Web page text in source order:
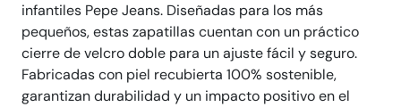
infantiles Pepe Jeans. Diseñadas para los más
pequeños, estas zapatillas cuentan con un práctico
cierre de velcro doble para un ajuste fácil y seguro.
Fabricadas con piel recubierta 100% sostenible,
garantizan durabilidad y un impacto positivo en el